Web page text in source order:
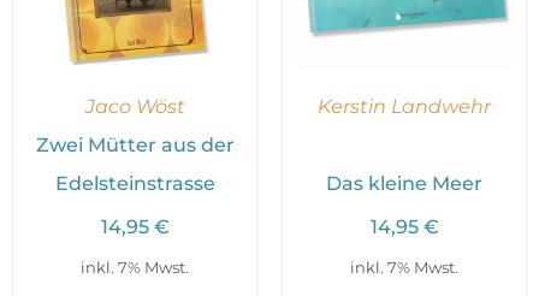
Jaco Wöst
Zwei Mütter aus der
Edelsteinstrasse
14,95 €
inkl. 7% Mwst.
Kerstin Landwehr
Das kleine Meer
14,95 €
inkl. 7% Mwst.